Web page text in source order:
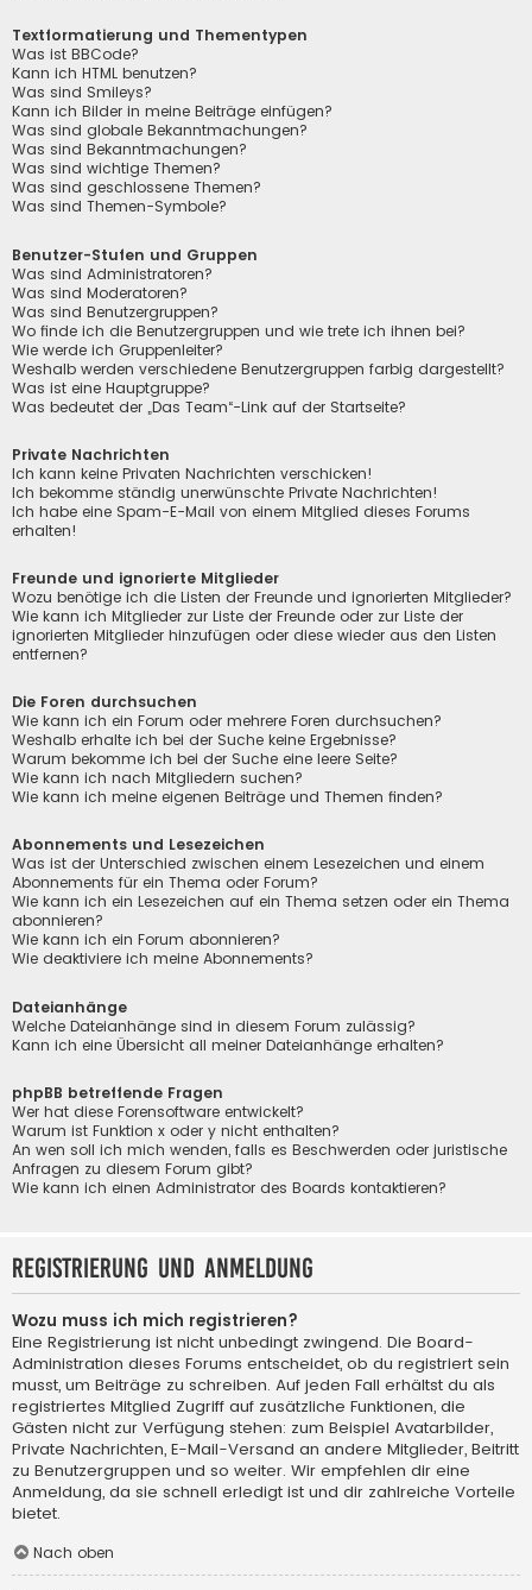
Textformatierung und Thementypen
Was ist BBCode?
Kann ich HTML benutzen?
Was sind Smileys?
Kann ich Bilder in meine Beiträge einfügen?
Was sind globale Bekanntmachungen?
Was sind Bekanntmachungen?
Was sind wichtige Themen?
Was sind geschlossene Themen?
Was sind Themen-Symbole?
Benutzer-Stufen und Gruppen
Was sind Administratoren?
Was sind Moderatoren?
Was sind Benutzergruppen?
Wo finde ich die Benutzergruppen und wie trete ich ihnen bei?
Wie werde ich Gruppenleiter?
Weshalb werden verschiedene Benutzergruppen farbig dargestellt?
Was ist eine Hauptgruppe?
Was bedeutet der „Das Team“-Link auf der Startseite?
Private Nachrichten
Ich kann keine Privaten Nachrichten verschicken!
Ich bekomme ständig unerwünschte Private Nachrichten!
Ich habe eine Spam-E-Mail von einem Mitglied dieses Forums
erhalten!
Freunde und ignorierte Mitglieder
Wozu benötige ich die Listen der Freunde und ignorierten Mitglieder?
Wie kann ich Mitglieder zur Liste der Freunde oder zur Liste der
ignorierten Mitglieder hinzufügen oder diese wieder aus den Listen
entfernen?
Die Foren durchsuchen
Wie kann ich ein Forum oder mehrere Foren durchsuchen?
Weshalb erhalte ich bei der Suche keine Ergebnisse?
Warum bekomme ich bei der Suche eine leere Seite?
Wie kann ich nach Mitgliedern suchen?
Wie kann ich meine eigenen Beiträge und Themen finden?
Abonnements und Lesezeichen
Was ist der Unterschied zwischen einem Lesezeichen und einem
Abonnements für ein Thema oder Forum?
Wie kann ich ein Lesezeichen auf ein Thema setzen oder ein Thema
abonnieren?
Wie kann ich ein Forum abonnieren?
Wie deaktiviere ich meine Abonnements?
Dateianhänge
Welche Dateianhänge sind in diesem Forum zulässig?
Kann ich eine Übersicht all meiner Dateianhänge erhalten?
phpBB betreffende Fragen
Wer hat diese Forensoftware entwickelt?
Warum ist Funktion x oder y nicht enthalten?
An wen soll ich mich wenden, falls es Beschwerden oder juristische
Anfragen zu diesem Forum gibt?
Wie kann ich einen Administrator des Boards kontaktieren?
Registrierung und Anmeldung
Wozu muss ich mich registrieren?
Eine Registrierung ist nicht unbedingt zwingend. Die Board-
Administration dieses Forums entscheidet, ob du registriert sein
musst, um Beiträge zu schreiben. Auf jeden Fall erhältst du als
registriertes Mitglied Zugriff auf zusätzliche Funktionen, die
Gästen nicht zur Verfügung stehen: zum Beispiel Avatarbilder,
Private Nachrichten, E-Mail-Versand an andere Mitglieder, Beitritt
zu Benutzergruppen und so weiter. Wir empfehlen dir eine
Anmeldung, da sie schnell erledigt ist und dir zahlreiche Vorteile
bietet.
Nach oben